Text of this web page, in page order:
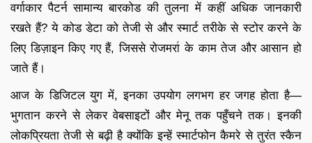
वर्गाकार पैटर्न सामान्य बारकोड की तुलना में कहीं अधिक जानकारी
रखते हैं? ये कोड डेटा को तेजी से और स्मार्ट तरीके से स्टोर करने के
लिए डिज़ाइन किए गए हैं, जिससे रोजमर्रा के काम तेज और आसान हो
जाते हैं।
आज के डिजिटल युग में, इनका उपयोग लगभग हर जगह होता है—
भुगतान करने से लेकर वेबसाइटों और मेनू तक पहुँचने तक। इनकी
लोकप्रियता तेजी से बढ़ी है क्योंकि इन्हें स्मार्टफोन कैमरे से तुरंत स्कैन